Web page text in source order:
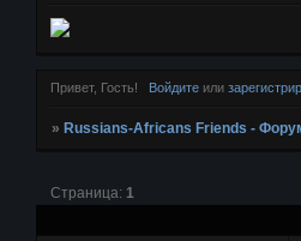
Привет, Гость! Войдитеили
» Russians-Africans Friends -
Страница: 1